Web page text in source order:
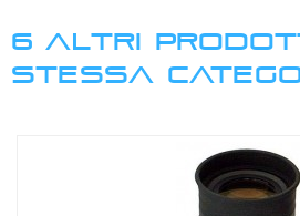
6 ALTRI
STESSA